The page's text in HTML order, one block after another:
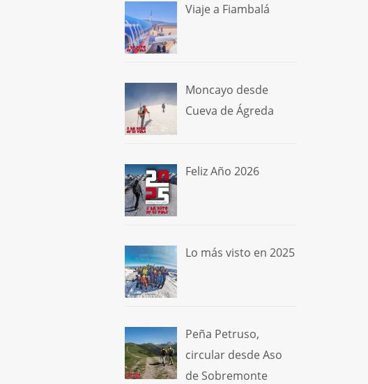
Viaje a Fiambalá
Moncayo desde
Cueva de Ágreda
Feliz Año 2026
Lo más visto en 2025
Peña Petruso,
circular desde Aso
de Sobremonte